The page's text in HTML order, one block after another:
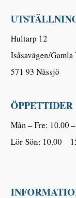
Hultarp 12
Isåsavägen/
571 93 Nässjö
ÖPPETTIDER
Mån – Fre: 10.00
Lör-Sön: 10.00 –